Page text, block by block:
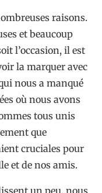
raisons.
et beaucoup
l’occasion, il est
la marquer avec
nous a manqué
où nous avons
tous unis
que
cruciales pour
et de nos amis.
un peu, nous